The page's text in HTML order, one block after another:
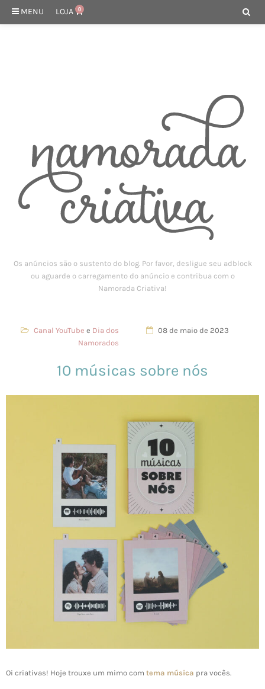
MENU LOJA 0
Canal YouTube e Dia dos
Namorados
08 de maio de 2023
10 músicas sobre nós
Oi criativas! Hoje trouxe um mimo com tema música pra vocês.